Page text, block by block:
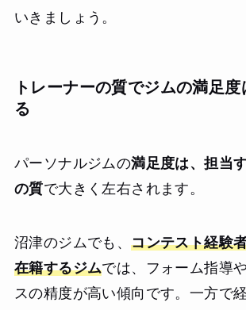
いきましょう。
トレーナーの質でジムの満足
る
パーソナルジムの満足度は、担当
の質で大きく左右されます。
沼津のジムでも、コンテスト経験
在籍するジムでは、フォーム指導
スの精度が高い傾向です。一方で